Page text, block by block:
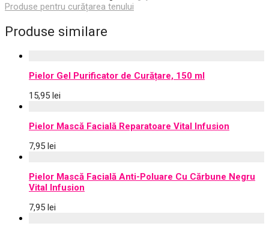
Produse pentru curățarea tenului
Produse similare
Pielor Gel Purificator de Curățare, 150 ml
15,95 lei
Pielor Mască Facială Reparatoare Vital Infusion
7,95 lei
Pielor Mască Facială Anti-Poluare Cu Cărbune Negru
Vital Infusion
7,95 lei